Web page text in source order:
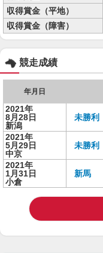
収得賞金（平地）
収得賞金（障害）
競走成績
年月日
2021年
8月28日
新潟
未勝利
2021年
5月29日
中京
未勝利
2021年
1月31日
小倉
新馬